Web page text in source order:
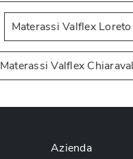
Materassi Valflex Loreto
Materassi Valflex
Azienda